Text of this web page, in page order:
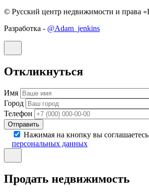
© Русский центр недвижимости и права
Разработка - @Adam_jenkins
Откликнуться
Имя
Город
Телефон
Отправить
Нажимая на кнопку вы
персональных данных
Продать недвижимость